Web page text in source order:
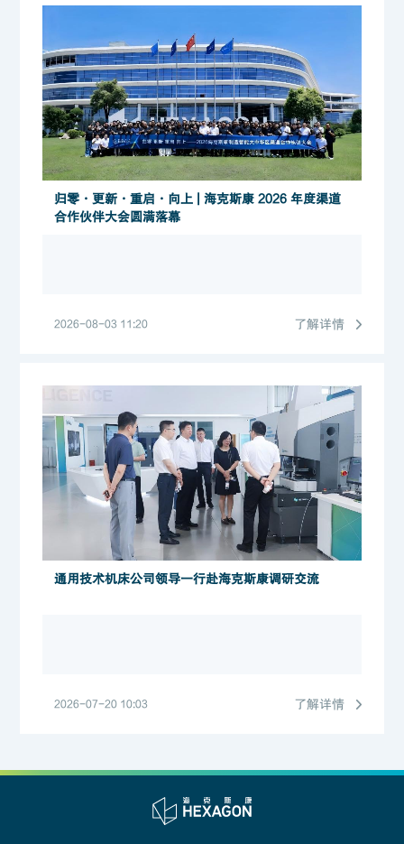
归零・更新・重启・向上 | 海克斯康 2026 年度渠道
合作伙伴大会圆满落幕
2026-08-03 11:20 了解详情
通用技术机床公司领导一行赴海克斯康调研交流
2026-07-20 10:03 了解详情